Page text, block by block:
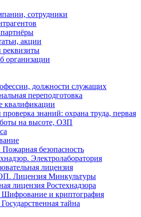
сотрудники
акции
реквизиты
организации
должности служащих
переподготовка
квалификации
знаний: охрана труда, первая
на высоте, ОЗП
безопасность
Электролаборатория
лицензия
Лицензия Минкультуры
лицензия Ростехнадзора
и криптография
тайна